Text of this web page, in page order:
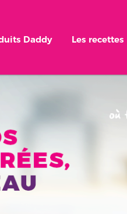
Daddy Les recettes